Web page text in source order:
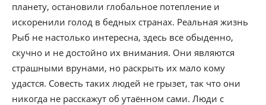
планету, остановили глобальное потепление и
искоренили голод в бедных странах. Реальная жизнь
Рыб не настолько интересна, здесь все обыденно,
скучно и не достойно их внимания. Они являются
страшными врунами, но раскрыть их мало кому
удастся. Совесть таких людей не грызет, так что они
никогда не расскажут об утаённом сами. Люди с